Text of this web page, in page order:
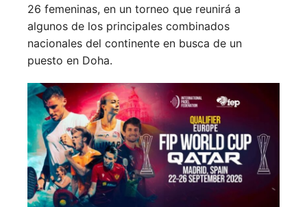
26 femeninas, en un torneo que reunirá a
algunos de los principales combinados
nacionales del continente en busca de un
puesto en Doha.